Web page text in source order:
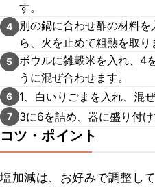
す。
4
別の鍋に合わせ酢の材料
ら、火を止めて粗熱を取り
5 ボウルに雑穀米を入れ、4
うに混ぜ合わせます。
6 1、白いりごまを入れ、混
7 3に6を詰め、器に盛り付け
コツ・ポイント
塩加減は、お好みで調整して